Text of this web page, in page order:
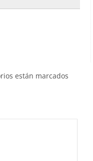
están marcados